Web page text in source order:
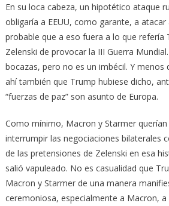
En su loca cabeza, un hipotético ataque
obligaría a EEUU, como garante, a atacar
probable que a eso fuera a lo que refería
Zelenski de provocar la III Guerra
bocazas, pero no es un imbécil. Y menos
ahí también que Trump hubiese dicho,
“fuerzas de paz” son asunto de Europa.
Como mínimo, Macron y Starmer querían
interrumpir las negociaciones bilaterales
de las pretensiones de Zelenski en esa
salió vapuleado. No es casualidad que
Macron y Starmer de una manera
ceremoniosa, especialmente a Macron,